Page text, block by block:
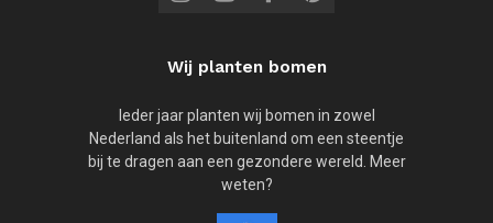
Wij planten bomen
Ieder jaar planten wij bomen in zowel
Nederland als het buitenland om een steentje
bij te dragen aan een gezondere wereld. Meer
weten?